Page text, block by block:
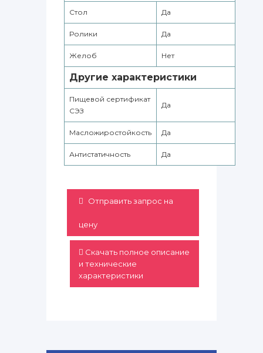
Стол Да
Ролики Да
Желоб Нет
Другие характеристики
Пищевой сертификат
СЭЗ
Да
Масложиростойкость Да
Антистатичность Да
Отправить запрос на
цену
Скачать полное описание
и технические
характеристики